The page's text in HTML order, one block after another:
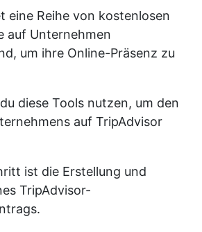
eine Reihe von kostenlosen
auf Unternehmen
um ihre Online-Präsenz zu
diese Tools nutzen, um den
auf TripAdvisor
ist die Erstellung und
TripAdvisor-